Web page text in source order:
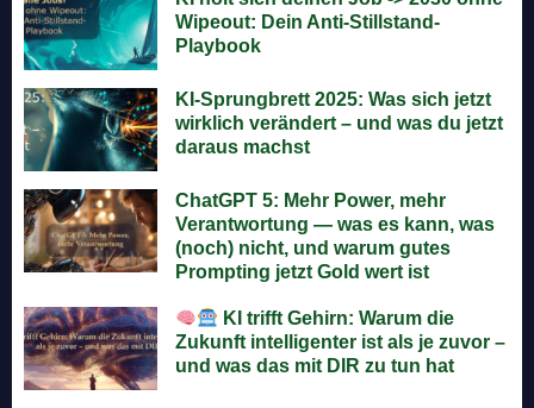
Wipeout: Dein Anti-Stillstand-
Playbook
KI-Sprungbrett 2025: Was sich jetzt
wirklich verändert – und was du jetzt
daraus machst
ChatGPT 5: Mehr Power, mehr
Verantwortung — was es kann, was
(noch) nicht, und warum gutes
Prompting jetzt Gold wert ist
KI trifft Gehirn: Warum die
Zukunft intelligenter ist als je zuvor –
und was das mit DIR zu tun hat